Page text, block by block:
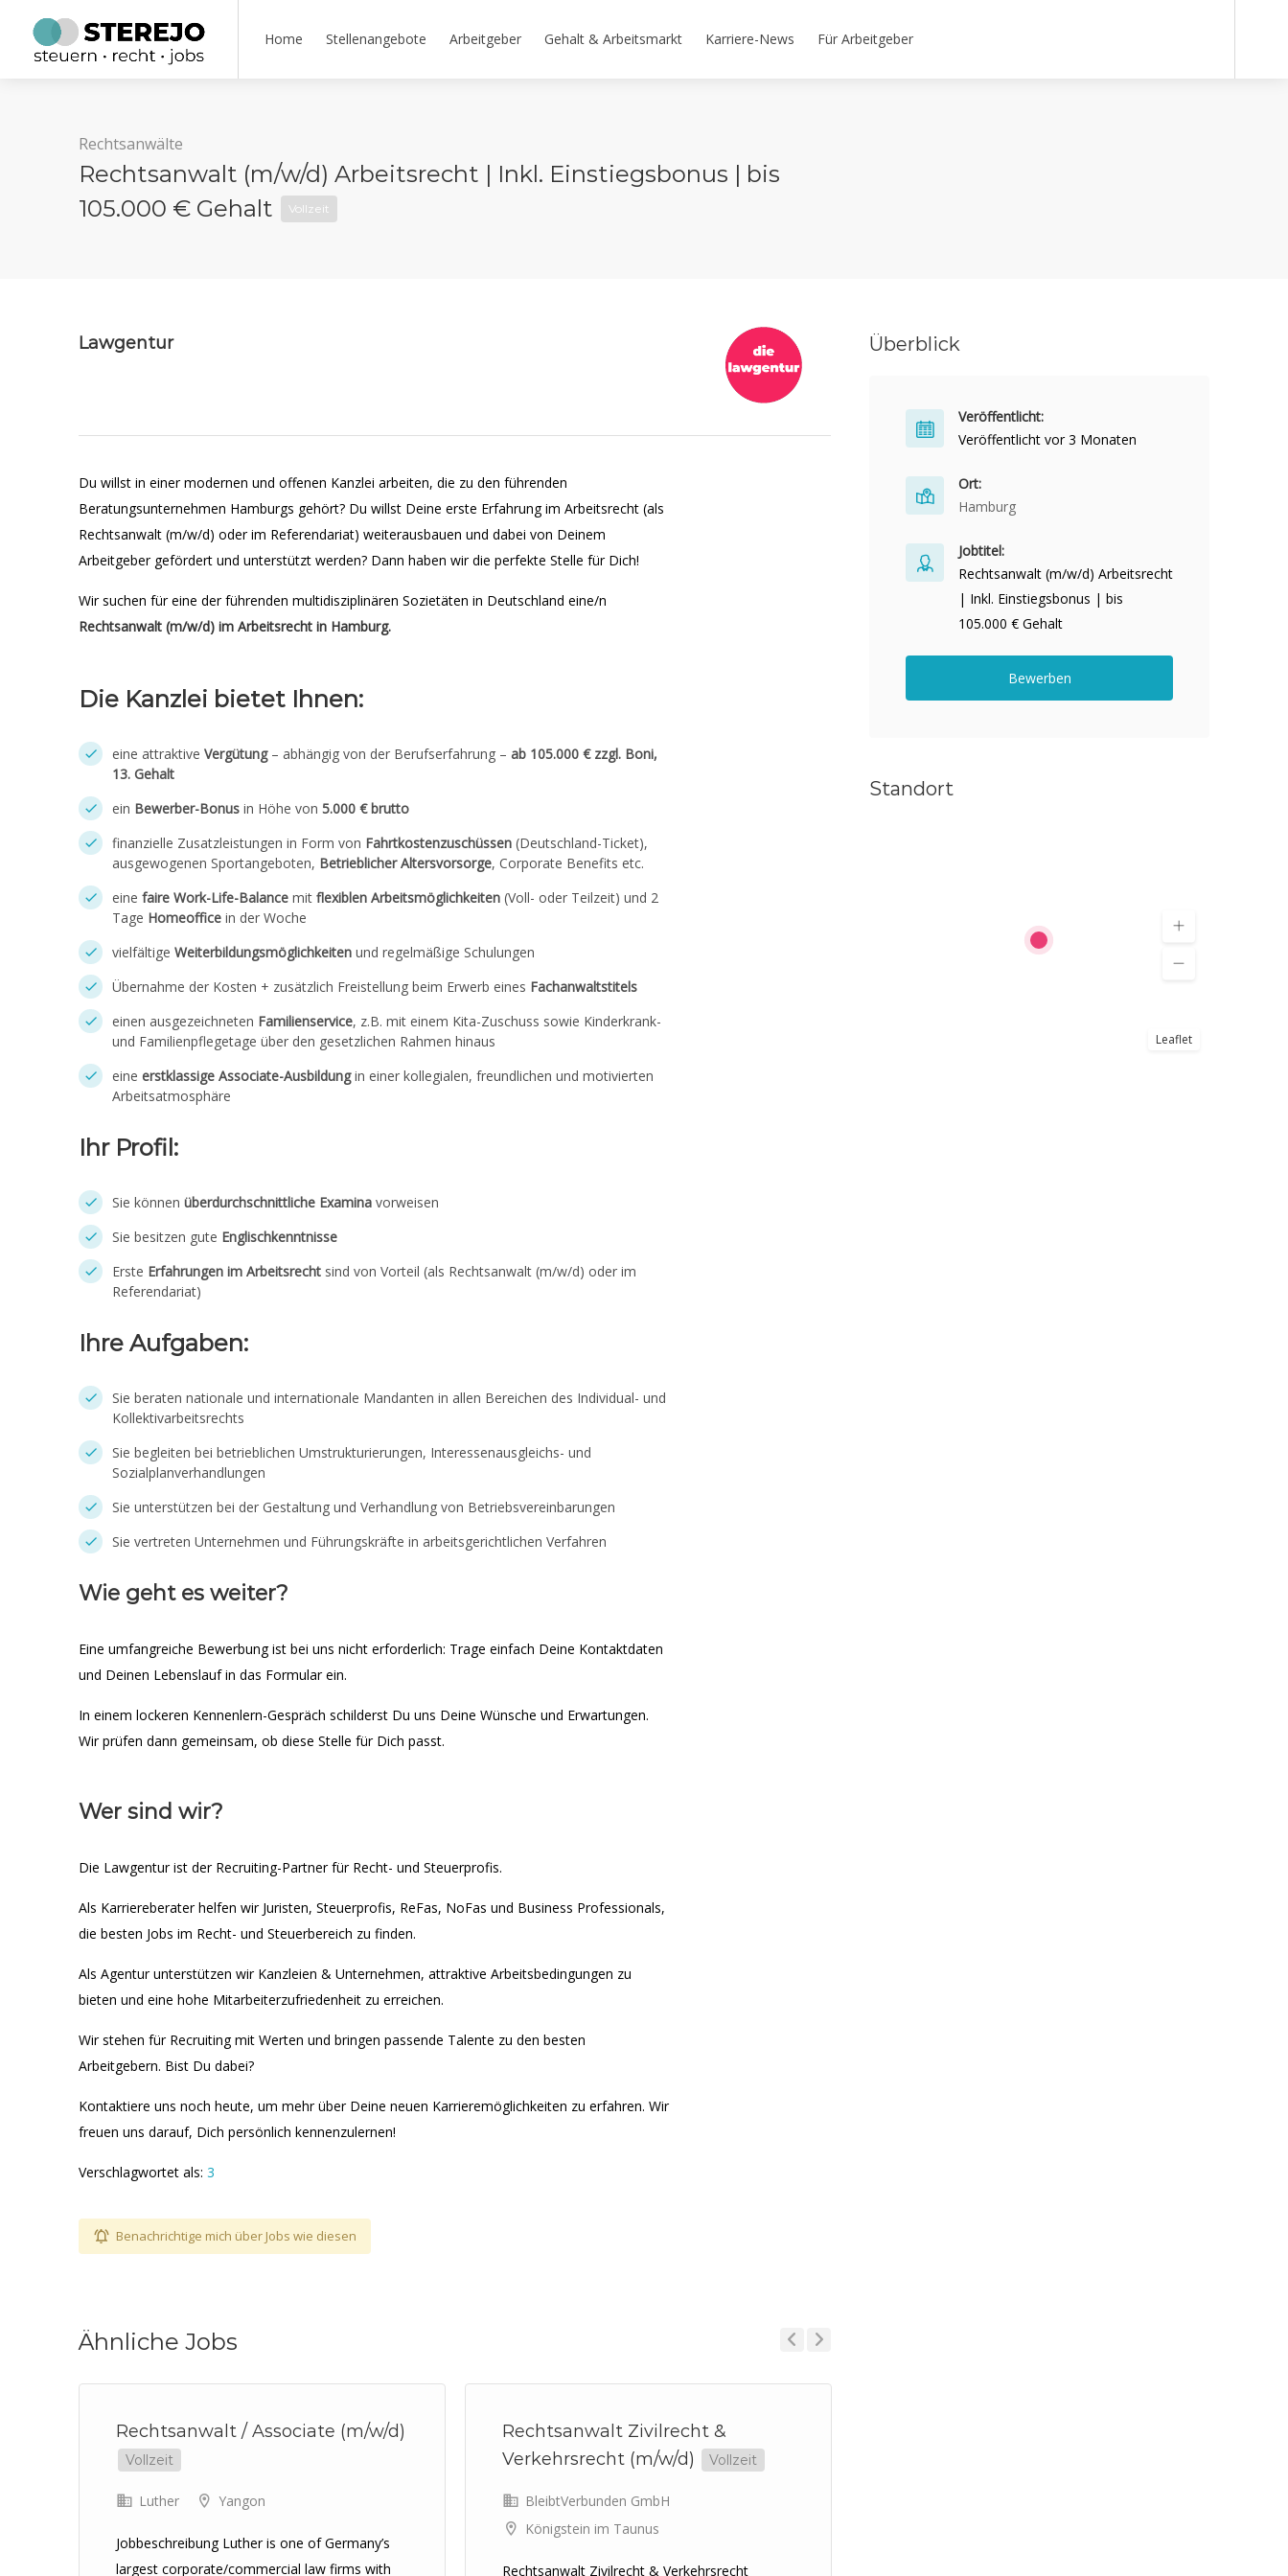
Home Stellenangebote Arbeitgeber Gehalt & Arbeitsmarkt Karriere-News Für Arbeitgeber
Rechtsanwälte
Rechtsanwalt (m/w/d) Arbeitsrecht | Inkl. Einstiegsbonus | bis
105.000 € Gehalt
Vollzeit
Lawgentur
Du willst in einer modernen und offenen Kanzlei arbeiten, die zu den führenden
Beratungsunternehmen Hamburgs gehört? Du willst Deine erste Erfahrung im Arbeitsrecht (als
Rechtsanwalt (m/w/d) oder im Referendariat) weiterausbauen und dabei von Deinem
Arbeitgeber gefördert und unterstützt werden? Dann haben wir die perfekte Stelle für Dich!
Wir suchen für eine der führenden multidisziplinären Sozietäten in Deutschland eine/n
Rechtsanwalt (m/w/d) im Arbeitsrecht in Hamburg.
Die Kanzlei bietet Ihnen:
eine attraktive Vergütung – abhängig von der Berufserfahrung – ab 105.000 € zzgl. Boni,
13. Gehalt
ein Bewerber-Bonus in Höhe von 5.000 € brutto
finanzielle Zusatzleistungen in Form von Fahrtkostenzuschüssen (Deutschland-Ticket),
ausgewogenen Sportangeboten, Betrieblicher Altersvorsorge, Corporate Benefits etc.
eine faire Work-Life-Balance mit flexiblen Arbeitsmöglichkeiten (Voll- oder Teilzeit) und 2
Tage Homeoffice in der Woche
vielfältige Weiterbildungsmöglichkeiten und regelmäßige Schulungen
Übernahme der Kosten + zusätzlich Freistellung beim Erwerb eines Fachanwaltstitels
einen ausgezeichneten Familienservice, z.B. mit einem Kita-Zuschuss sowie Kinderkrank-
und Familienpflegetage über den gesetzlichen Rahmen hinaus
eine erstklassige Associate-Ausbildungin einer kollegialen, freundlichen und motivierten
Arbeitsatmosphäre
Ihr Profil:
Sie können überdurchschnittliche Examina vorweisen
Sie besitzen gute Englischkenntnisse
Erste Erfahrungen im Arbeitsrecht sind von Vorteil (als Rechtsanwalt (m/w/d) oder im
Referendariat)
Ihre Aufgaben:
Sie beraten nationale und internationale Mandanten in allen Bereichen des Individual- und
Kollektivarbeitsrechts
Sie begleiten bei betrieblichen Umstrukturierungen, Interessenausgleichs- und
Sozialplanverhandlungen
Sie unterstützen bei der Gestaltung und Verhandlung von Betriebsvereinbarungen
Sie vertreten Unternehmen und Führungskräfte in arbeitsgerichtlichen Verfahren
Wie geht es weiter?
Eine umfangreiche Bewerbung ist bei uns nicht erforderlich: Trage einfach Deine Kontaktdaten
und Deinen Lebenslauf in das Formular ein.
In einem lockeren Kennenlern-Gespräch schilderst Du uns Deine Wünsche und Erwartungen.
Wir prüfen dann gemeinsam, ob diese Stelle für Dich passt.
Wer sind wir?
Die Lawgentur ist der Recruiting-Partner für Recht- und Steuerprofis.
Als Karriereberater helfen wir Juristen, Steuerprofis, ReFas, NoFas und Business Professionals,
die besten Jobs im Recht- und Steuerbereich zu finden.
Als Agentur unterstützen wir Kanzleien & Unternehmen, attraktive Arbeitsbedingungen zu
bieten und eine hohe Mitarbeiterzufriedenheit zu erreichen.
Wir stehen für Recruiting mit Werten und bringen passende Talente zu den besten
Arbeitgebern. Bist Du dabei?
Kontaktiere uns noch heute, um mehr über Deine neuen Karrieremöglichkeiten zu erfahren. Wir
freuen uns darauf, Dich persönlich kennenzulernen!
Verschlagwortet als: 3
Benachrichtige mich über Jobs wie diesen
Ähnliche Jobs
Rechtsanwalt / Associate (m/w/d)
Vollzeit
Luther Yangon
Jobbeschreibung Luther is one of Germany’s
largest corporate/commercial law firms with
Rechtsanwalt Zivilrecht &
Verkehrsrecht (m/w/d)
Vollzeit
BleibtVerbunden GmbH
Königstein im Taunus
Rechtsanwalt Zivilrecht & Verkehrsrecht
Überblick
Veröffentlicht:
Veröffentlicht vor 3 Monaten
Ort:
Hamburg
Jobtitel:
Rechtsanwalt (m/w/d) Arbeitsrecht
| Inkl. Einstiegsbonus | bis
105.000 € Gehalt
Bewerben
Standort
Leaflet